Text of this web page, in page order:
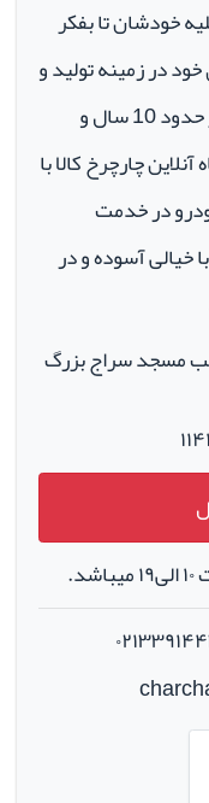
خودشان تا بفکر
خود در زمینه تولید و
فروش لوازم جانبی و اسپرت خودرو در حدود 10 سال و
چارچرخ کالا با
در خدمت
خیالی آسوده و در
مسجد سراج بزرگ